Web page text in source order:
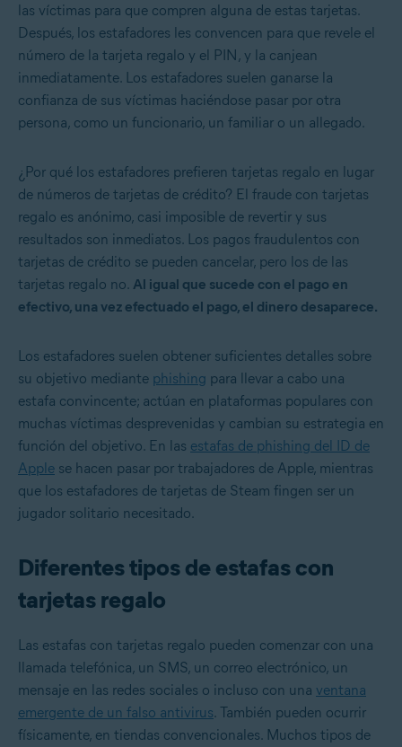
las víctimas para que compren alguna de estas tarjetas.
Después, los estafadores les convencen para que revele el
número de la tarjeta regalo y el PIN, y la canjean
inmediatamente. Los estafadores suelen ganarse la
confianza de sus víctimas haciéndose pasar por otra
persona, como un funcionario, un familiar o un allegado.
¿Por qué los estafadores prefieren tarjetas regalo en lugar
de números de tarjetas de crédito? El fraude con tarjetas
regalo es anónimo, casi imposible de revertir y sus
resultados son inmediatos. Los pagos fraudulentos con
tarjetas de crédito se pueden cancelar, pero los de las
tarjetas regalo no. Al igual que sucede con el pago en
efectivo, una vez efectuado el pago, el dinero desaparece.
Los estafadores suelen obtener suficientes detalles sobre
su objetivo mediante phishing para llevar a cabo una
estafa convincente; actúan en plataformas populares con
muchas víctimas desprevenidas y cambian su estrategia en
función del objetivo. En las estafas de phishing del ID de
Apple se hacen pasar por trabajadores de Apple, mientras
que los estafadores de tarjetas de Steam fingen ser un
jugador solitario necesitado.
Diferentes tipos de estafas con
tarjetas regalo
Las estafas con tarjetas regalo pueden comenzar con una
llamada telefónica, un SMS, un correo electrónico, un
mensaje en las redes sociales o incluso con una ventana
emergente de un falso antivirus. También pueden ocurrir
físicamente, en tiendas convencionales. Muchos tipos de